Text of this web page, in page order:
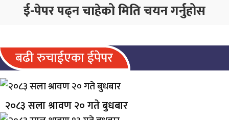
ई-पेपर पढ्न चाहेको मिति चयन गर्नुहोस
बढी रुचाईएका ईपेपर
२०८३ सला श्रावण २० गते बुधबार